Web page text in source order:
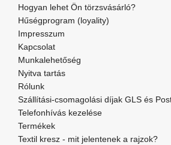
Hogyan lehet Ön törzsvásárló?
Hűségprogram (loyality)
Impresszum
Kapcsolat
Munkalehetőség
Nyitva tartás
Rólunk
Szállítási-csomagolási díjak GLS és
Telefonhívás kezelése
Termékek
Textil kresz - mit jelentenek a rajzok?